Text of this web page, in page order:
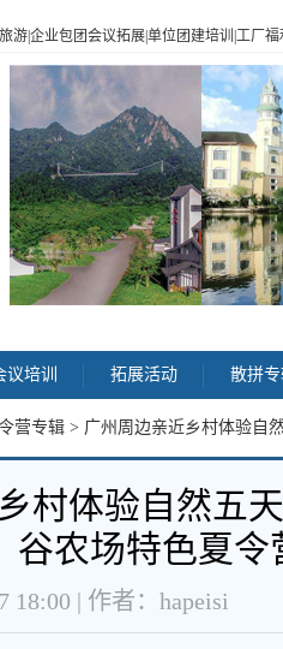
游|企业包团会议拓展|单位团建培训|工厂
议培训 拓展活动 散拼
营专辑 > 广州周边亲近乡村体验自
村体验自然五
谷农场特色夏令
18:00 | 作者：hapeisi